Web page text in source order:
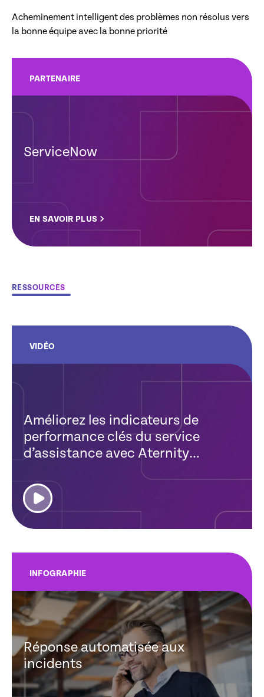
Acheminement intelligent des problèmes non résolus vers
la bonne équipe avec la bonne priorité
PARTENAIRE
ServiceNow
EN SAVOIR PLUS
RESSOURCES
VIDÉO
Améliorez les indicateurs de
performance clés du service
d’assistance avec Aternity
Automated Remediation
INFOGRAPHIE
Réponse automatisée aux
incidents